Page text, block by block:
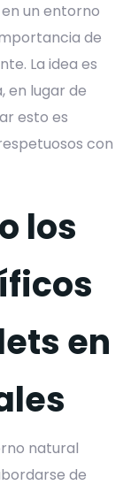
un entorno
de
La idea es
en lugar de
esto es
con
los
en
natural
de